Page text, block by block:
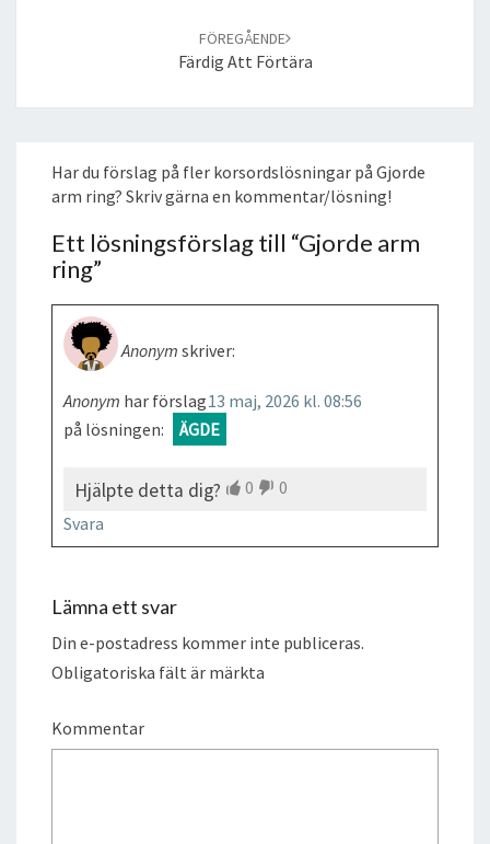
FÖREGÅENDE
Färdig Att Förtära
Har du förslag på fler korsordslösningar på Gjorde
arm ring? Skriv gärna en kommentar/lösning!
Ett lösningsförslag till “Gjorde arm
ring”
Anonym skriver:
13 maj, 2026 kl. 08:56
Anonym har förslag
på lösningen:
ÄGDE
Hjälpte detta dig? 0
0
Svara
Lämna ett svar
Din e-postadress kommer inte publiceras.
Obligatoriska fält är märkta
Kommentar